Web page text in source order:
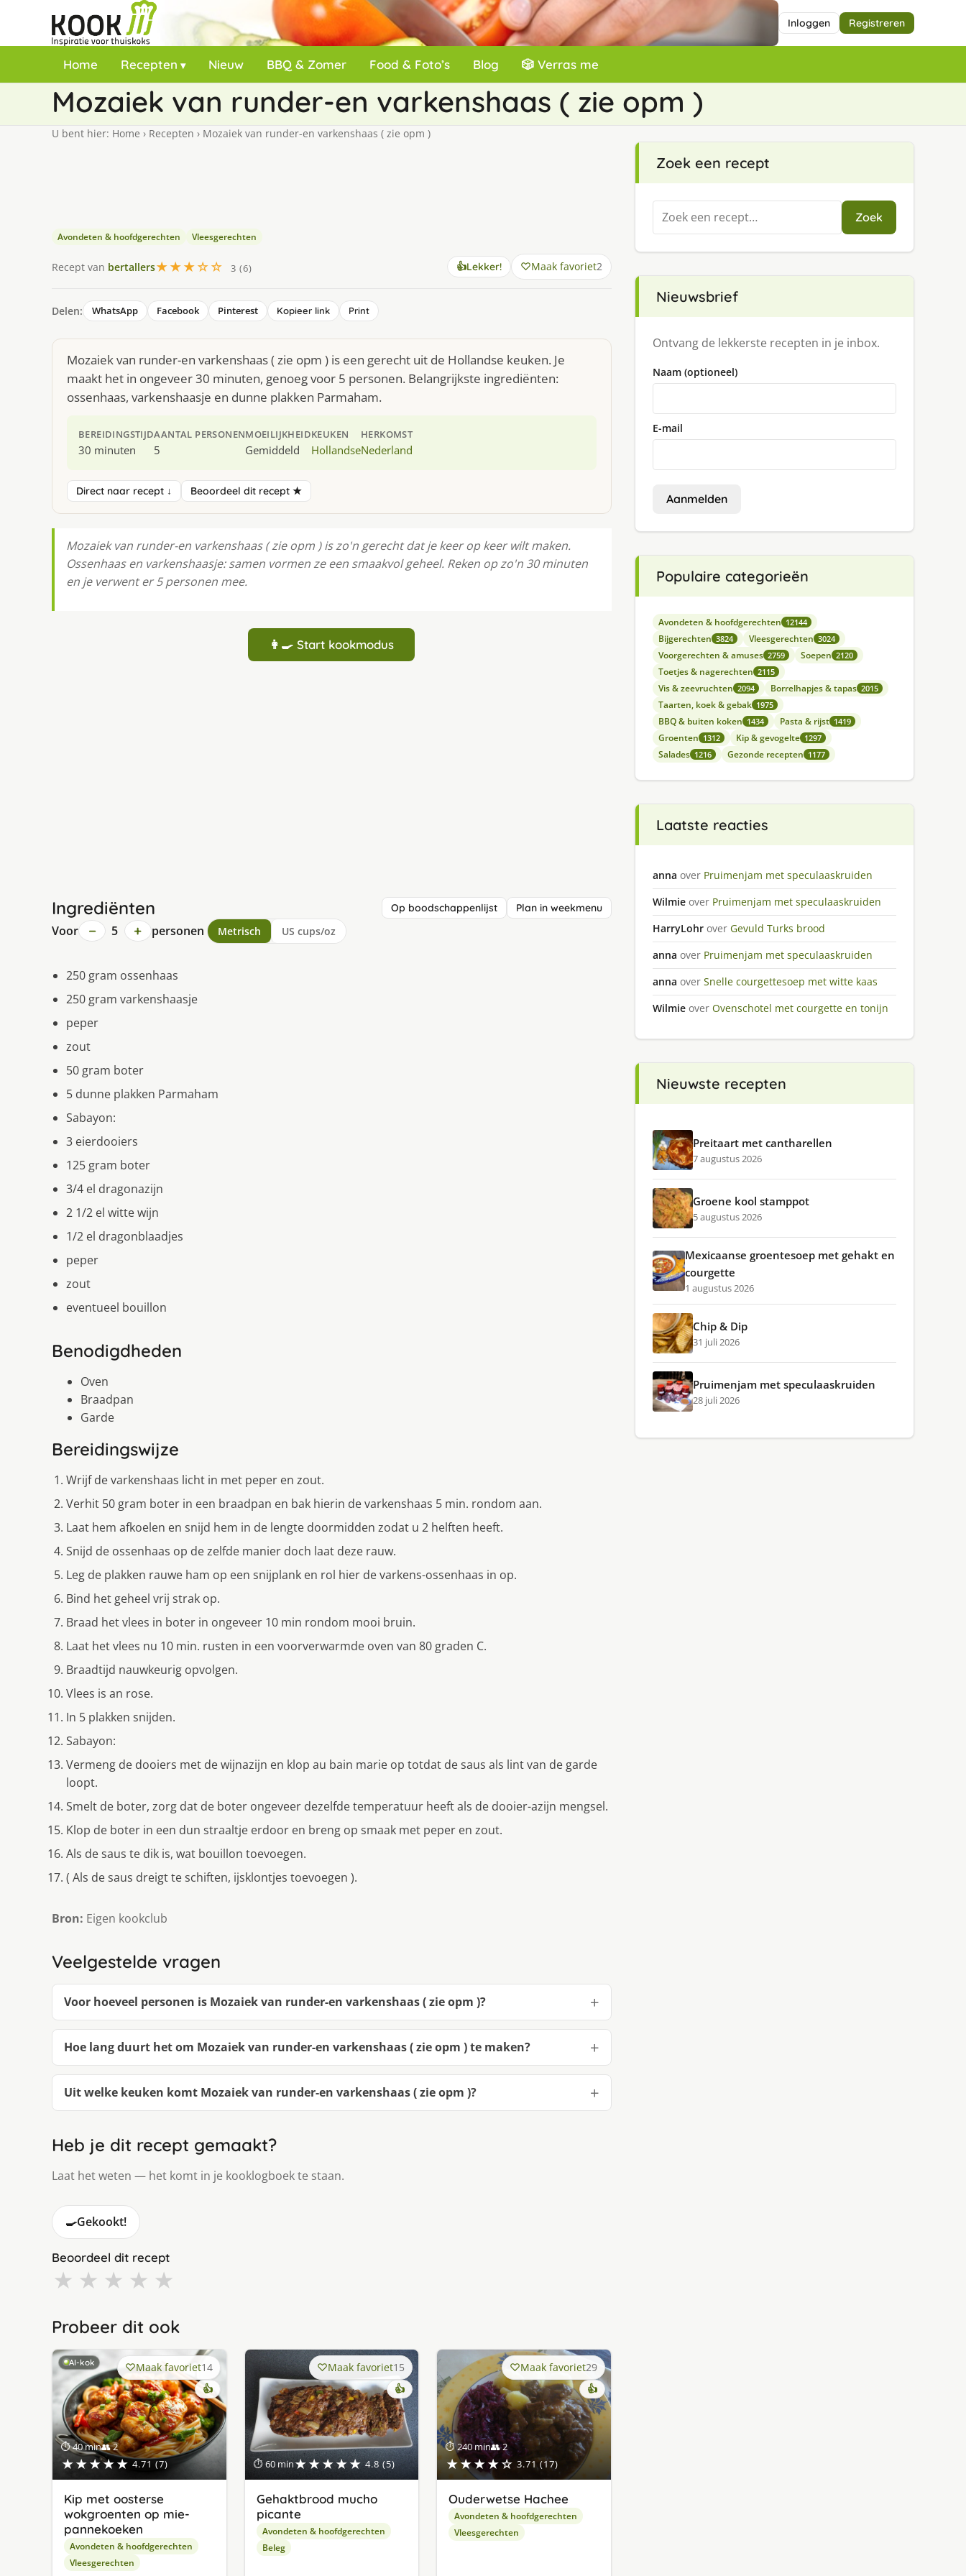
Inloggen Registreren
Home Recepten Nieuw BBQ & Zomer Food & Foto’s Blog 🎲 Verras me
Mozaiek van runder-en varkenshaas ( zie opm )
U bent hier: Home › Recepten › Mozaiek van runder-en varkenshaas ( zie opm )
Avondeten & hoofdgerechten Vleesgerechten
Recept van bertallers★★★☆☆ 3 (6) 👍Lekker! Maak favoriet2
Delen: WhatsApp Facebook Pinterest Kopieer link Print
Mozaiek van runder-en varkenshaas ( zie opm ) is een gerecht uit de Hollandse keuken. Je
maakt het in ongeveer 30 minuten, genoeg voor 5 personen. Belangrijkste ingrediënten:
ossenhaas, varkenshaasje en dunne plakken Parmaham.
BEREIDINGSTIJD
30 minuten
AANTAL PERSONEN
5
MOEILIJKHEID
Gemiddeld
KEUKEN
Hollandse
HERKOMST
Nederland
Direct naar recept ↓ Beoordeel dit recept ★
Mozaiek van runder-en varkenshaas ( zie opm ) is zo'n gerecht dat je keer op keer wilt maken.
Ossenhaas en varkenshaasje: samen vormen ze een smaakvol geheel. Reken op zo'n 30 minuten
en je verwent er 5 personen mee.
👩‍🍳 Start kookmodus
Ingrediënten Op boodschappenlijst Plan in weekmenu
Voor − 5 + personen Metrisch US cups/oz
250 gram ossenhaas
250 gram varkenshaasje
peper
zout
50 gram boter
5 dunne plakken Parmaham
Sabayon:
3 eierdooiers
125 gram boter
3/4 el dragonazijn
2 1/2 el witte wijn
1/2 el dragonblaadjes
peper
zout
eventueel bouillon
Benodigdheden
Oven
Braadpan
Garde
Bereidingswijze
Wrijf de varkenshaas licht in met peper en zout.
Verhit 50 gram boter in een braadpan en bak hierin de varkenshaas 5 min. rondom aan.
Laat hem afkoelen en snijd hem in de lengte doormidden zodat u 2 helften heeft.
Snijd de ossenhaas op de zelfde manier doch laat deze rauw.
Leg de plakken rauwe ham op een snijplank en rol hier de varkens-ossenhaas in op.
Bind het geheel vrij strak op.
Braad het vlees in boter in ongeveer 10 min rondom mooi bruin.
Laat het vlees nu 10 min. rusten in een voorverwarmde oven van 80 graden C.
Braadtijd nauwkeurig opvolgen.
Vlees is an rose.
In 5 plakken snijden.
Sabayon:
Vermeng de dooiers met de wijnazijn en klop au bain marie op totdat de saus als lint van de garde
loopt.
Smelt de boter, zorg dat de boter ongeveer dezelfde temperatuur heeft als de dooier-azijn mengsel.
Klop de boter in een dun straaltje erdoor en breng op smaak met peper en zout.
Als de saus te dik is, wat bouillon toevoegen.
( Als de saus dreigt te schiften, ijsklontjes toevoegen ).
Bron: Eigen kookclub
Veelgestelde vragen
Voor hoeveel personen is Mozaiek van runder-en varkenshaas ( zie opm )?
Hoe lang duurt het om Mozaiek van runder-en varkenshaas ( zie opm ) te maken?
Uit welke keuken komt Mozaiek van runder-en varkenshaas ( zie opm )?
Heb je dit recept gemaakt?
Laat het weten — het komt in je kooklogboek te staan.
🍳Gekookt!
Beoordeel dit recept
★ ★ ★ ★ ★
Probeer dit ook
AI-kok
⏱ 40 min👥 2
★★★★★ 4.71 (7)
Maak favoriet14
👍
Kip met oosterse
wokgroenten op mie-
pannekoeken
Avondeten & hoofdgerechten
Vleesgerechten
⏱ 60 min★★★★★ 4.8 (5)
Maak favoriet15
👍
Gehaktbrood mucho
picante
Avondeten & hoofdgerechten
Beleg
⏱ 240 min👥 2
★★★★☆ 3.71 (17)
Maak favoriet29
👍
Ouderwetse Hachee
Avondeten & hoofdgerechten
Vleesgerechten
Zoek een recept
Zoeken
naar:
Zoek
Nieuwsbrief
Ontvang de lekkerste recepten in je inbox.
Naam (optioneel)
E-mail
Aanmelden
Populaire categorieën
Avondeten & hoofdgerechten 12144
Bijgerechten 3824 Vleesgerechten 3024
Voorgerechten & amuses 2759 Soepen 2120
Toetjes & nagerechten 2115
Vis & zeevruchten 2094 Borrelhapjes & tapas 2015
Taarten, koek & gebak 1975
BBQ & buiten koken 1434 Pasta & rijst 1419
Groenten 1312 Kip & gevogelte 1297
Salades 1216 Gezonde recepten 1177
Laatste reacties
anna over Pruimenjam met speculaaskruiden
Wilmie over Pruimenjam met speculaaskruiden
HarryLohr over Gevuld Turks brood
anna over Pruimenjam met speculaaskruiden
anna over Snelle courgettesoep met witte kaas
Wilmie over Ovenschotel met courgette en tonijn
Nieuwste recepten
Preitaart met cantharellen
7 augustus 2026
Groene kool stamppot
5 augustus 2026
Mexicaanse groentesoep met gehakt en
courgette
1 augustus 2026
Chip & Dip
31 juli 2026
Pruimenjam met speculaaskruiden
28 juli 2026